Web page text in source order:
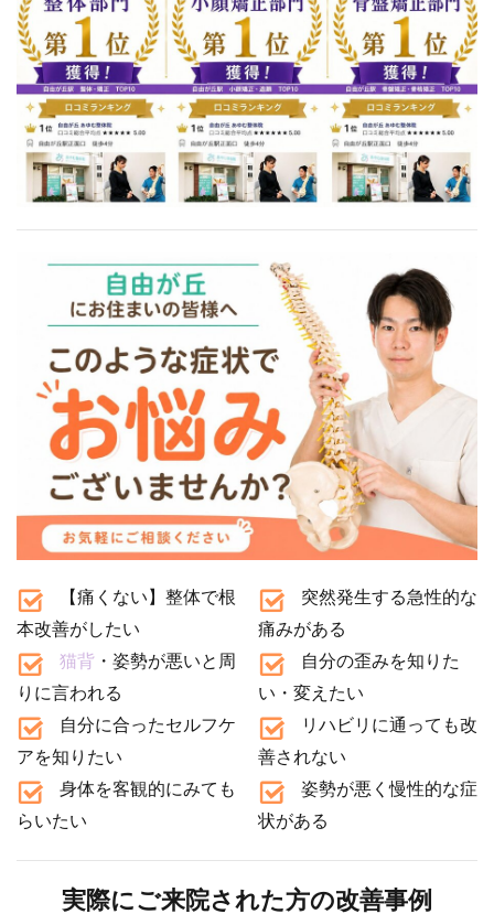
【痛くない】整体で根
本改善がしたい
猫背 ・姿勢が悪いと周
りに言われる
自分に合ったセルフケ
アを知りたい
身体を客観的にみても
らいたい
突然発生する急性的な
痛みがある
自分の歪みを知りた
い・変えたい
リハビリに通っても改
善されない
姿勢が悪く慢性的な症
状がある
実際にご来院された方の改善事例